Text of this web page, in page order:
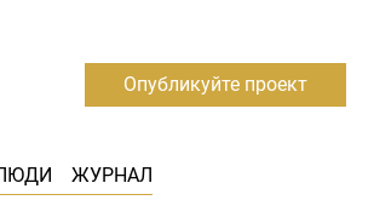
ЖУРНАЛ
Опубликуйте проект